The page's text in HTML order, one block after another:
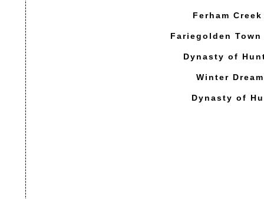
Ferham
Fariegolden
Dynasty of
Winter
Dynasty of